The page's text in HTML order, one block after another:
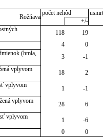
Rožňava
počet nehôd
+/-
118 19
4 0
(hmla,
3 -1
vplyvom
18 2
vplyvom
1 -1
vplyvom
28 6
vplyvom
1 -6
0 0